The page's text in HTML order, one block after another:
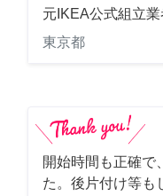
元IKEA公式組立業
東京都
開始時間も正確で
た。後片付け等も